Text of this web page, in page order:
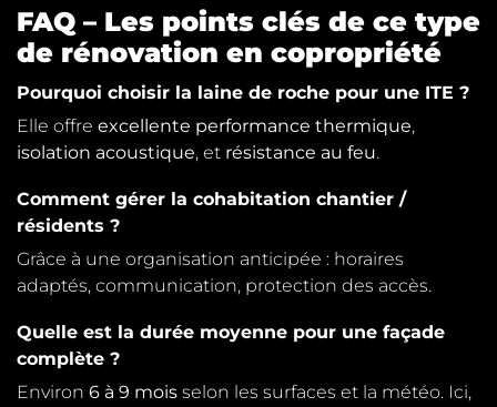
FAQ – Les points clés de ce type
de rénovation en copropriété
Pourquoi choisir la laine de roche pour une ITE ?
Elle offre excellente performance thermique,
isolation acoustique, et résistance au feu.
Comment gérer la cohabitation chantier /
résidents ?
Grâce à une organisation anticipée : horaires
adaptés, communication, protection des accès.
Quelle est la durée moyenne pour une façade
complète ?
Environ 6 à 9 mois selon les surfaces et la météo. Ici,